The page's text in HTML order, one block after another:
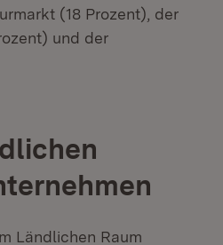
(18 Prozent), der
und der
Ländlichen Raum